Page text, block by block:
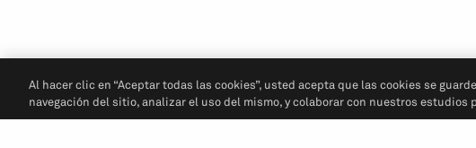
Al hacer clic en “Aceptar todas las cookies”, usted acepta que las cookies se
navegación del sitio, analizar el uso del mismo, y colaborar con nuestros estudios